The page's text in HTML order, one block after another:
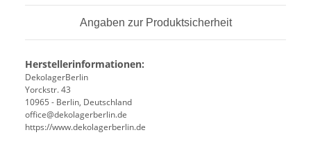
Angaben zur Produktsicherheit
Herstellerinformationen:
DekolagerBerlin
Yorckstr. 43
10965 - Berlin, Deutschland
office@dekolagerberlin.de
https://www.dekolagerberlin.de